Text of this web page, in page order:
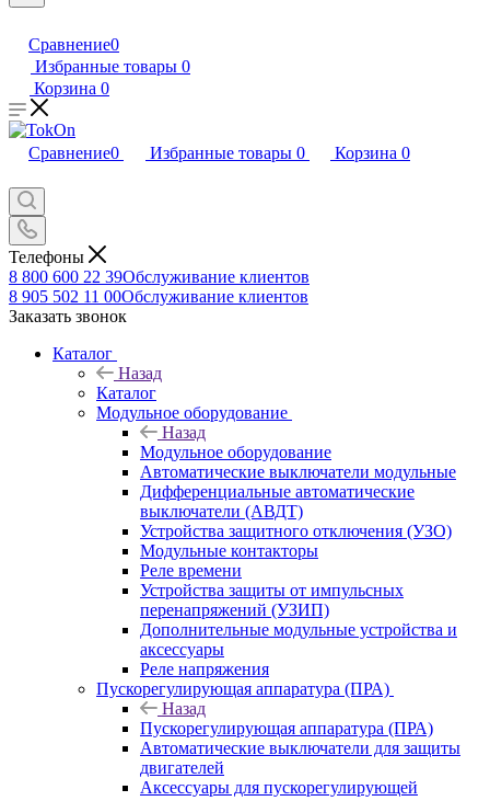
Сравнение0
Избранные товары 0
Корзина 0
Сравнение0 Избранные товары 0 Корзина 0
Телефоны
8 800 600 22 39Обслуживание клиентов
8 905 502 11 00Обслуживание клиентов
Заказать звонок
Каталог
Назад
Каталог
Модульное оборудование
Назад
Модульное оборудование
Автоматические выключатели модульные
Дифференциальные автоматические
выключатели (АВДТ)
Устройства защитного отключения (УЗО)
Модульные контакторы
Реле времени
Устройства защиты от импульсных
перенапряжений (УЗИП)
Дополнительные модульные устройства и
аксессуары
Реле напряжения
Пускорегулирующая аппаратура (ПРА)
Назад
Пускорегулирующая аппаратура (ПРА)
Автоматические выключатели для защиты
двигателей
Аксессуары для пускорегулирующей